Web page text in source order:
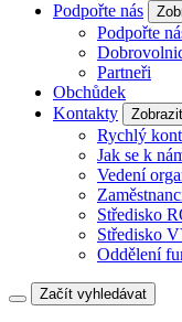
Podpořte nás
Podpořte
Partneři
Obchůdek
Kontakty
Rychlý
Jak se k
Vedení
Středisko
Středisko
Oddělení
Začít vyhledávat